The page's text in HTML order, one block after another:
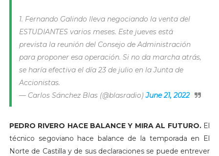
1. Fernando Galindo lleva negociando la venta del
ESTUDIANTES varios meses. Este jueves está
prevista la reunión del Consejo de Administración
para proponer esa operación. Si no da marcha atrás,
se haría efectiva el día 23 de julio en la Junta de
Accionistas.
— Carlos Sánchez Blas (@blasradio)June 21, 2022
PEDRO RIVERO HACE BALANCE Y MIRA AL FUTURO. El
técnico segoviano hace balance de la temporada en El
Norte de Castilla y de sus declaraciones se puede entrever